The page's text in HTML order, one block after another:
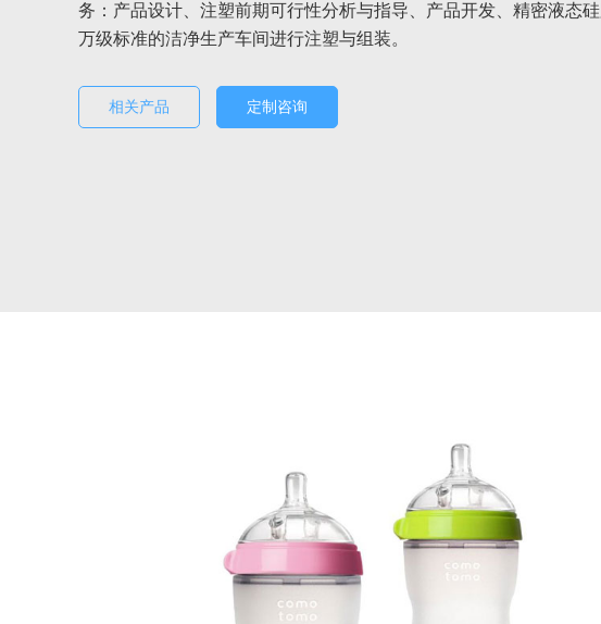
务：产品设计、注塑前期可行性分析与指导、产品开发、精密液态
万级标准的洁净生产车间进行注塑与组装。
相关产品 定制咨询